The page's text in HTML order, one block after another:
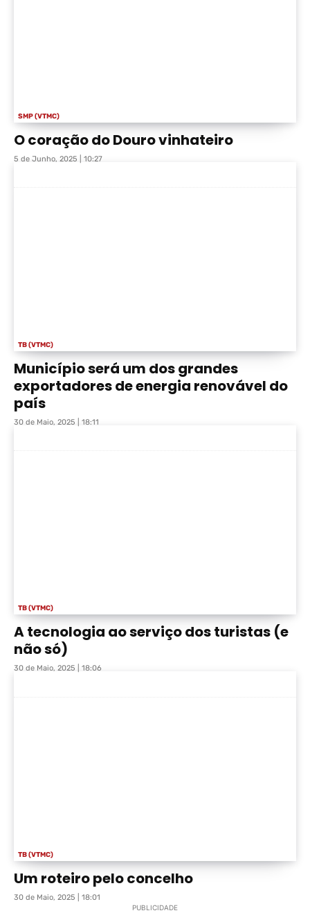
SMP (VTMC)
O coração do Douro vinhateiro
5 de Junho, 2025 | 10:27
TB (VTMC)
Município será um dos grandes
exportadores de energia renovável do
país
30 de Maio, 2025 | 18:11
TB (VTMC)
A tecnologia ao serviço dos turistas (e
não só)
30 de Maio, 2025 | 18:06
TB (VTMC)
Um roteiro pelo concelho
30 de Maio, 2025 | 18:01
PUBLICIDADE